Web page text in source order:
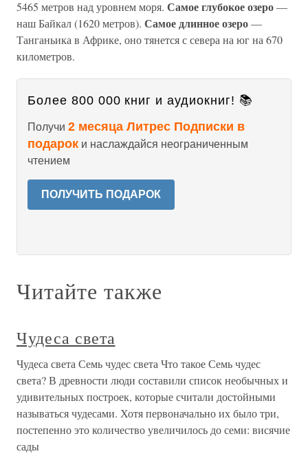
5465 метров над уровнем моря. Самое глубокое озеро—
наш Байкал (1620 метров). Самое длинное озеро—
Танганьика в Африке, оно тянется с севера на юг на 670
километров.
Более 800 000 книг и аудиокниг! 📚
Получи 2 месяца Литрес Подписки в
подарок и наслаждайся неограниченным
чтением
ПОЛУЧИТЬ ПОДАРОК
Читайте также
Чудеса света
Чудеса света Семь чудес света Что такое Семь чудес
света? В древности люди составили список необычных и
удивительных построек, которые считали достойными
называться чудесами. Хотя первоначально их было три,
постепенно это количество увеличилось до семи: висячие
сады